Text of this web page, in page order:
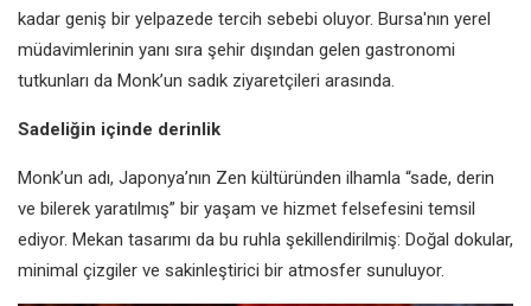
kadar geniş bir yelpazede tercih sebebi oluyor. Bursa'nın yerel
müdavimlerinin yanı sıra şehir dışından gelen gastronomi
tutkunları da Monk’un sadık ziyaretçileri arasında.
Sadeliğin içinde derinlik
Monk’un adı, Japonya’nın Zen kültüründen ilhamla “sade, derin
ve bilerek yaratılmış” bir yaşam ve hizmet felsefesini temsil
ediyor. Mekan tasarımı da bu ruhla şekillendirilmiş: Doğal dokular,
minimal çizgiler ve sakinleştirici bir atmosfer sunuluyor.